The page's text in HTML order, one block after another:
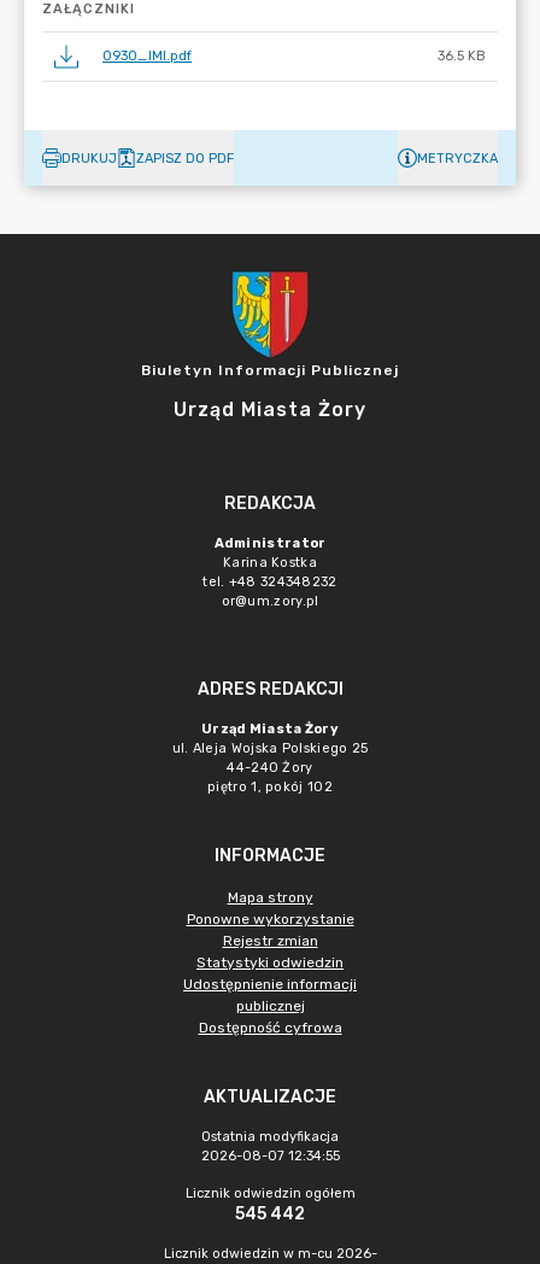
ZAŁĄCZNIKI
0930_IMI.pdf 36.5 KB
DRUKUJ ZAPISZ DO PDF METRYCZKA
Biuletyn Informacji Publicznej
Urząd Miasta Żory
REDAKCJA
Administrator
Karina Kostka
tel. +48 324348232
or@um.zory.pl
ADRES REDAKCJI
Urząd Miasta Żory
ul. Aleja Wojska Polskiego 25
44-240 Żory
piętro 1, pokój 102
INFORMACJE
Mapa strony
Ponowne wykorzystanie
Rejestr zmian
Statystyki odwiedzin
Udostępnienie informacji
publicznej
Dostępność cyfrowa
AKTUALIZACJE
Ostatnia modyfikacja
2026-08-07 12:34:55
Licznik odwiedzin ogółem
545 442
Licznik odwiedzin w m-cu 2026-